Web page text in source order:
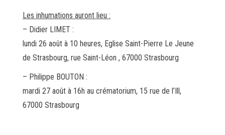
Les inhumations auront lieu :
– Didier LIMET :
lundi 26 août à 10 heures, Eglise Saint-Pierre Le Jeune
de Strasbourg, rue Saint-Léon , 67000 Strasbourg
– Philippe BOUTON :
mardi 27 août à 16h au crématorium, 15 rue de l’Ill,
67000 Strasbourg